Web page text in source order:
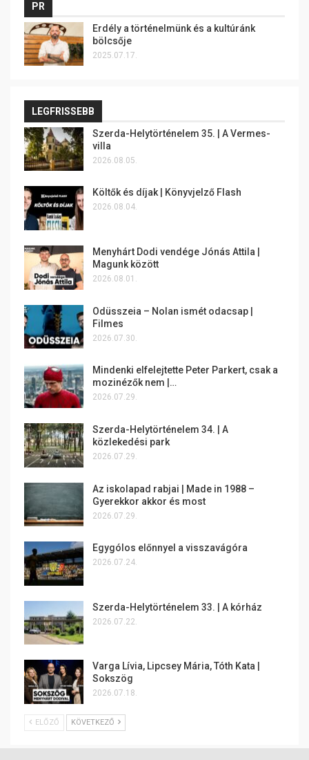
PR
Erdély a történelmünk és a kultúránk
bölcsője
2025.07.17.
LEGFRISSEBB
Szerda-Helytörténelem 35. | A Vermes-
villa
2026.08.05.
Költők és díjak | Könyvjelző Flash
2026.08.04.
Menyhárt Dodi vendége Jónás Attila |
Magunk között
2026.08.01.
Odüsszeia – Nolan ismét odacsap |
Filmes
2026.07.30.
Mindenki elfelejtette Peter Parkert, csak a
mozinézők nem |…
2026.07.29.
Szerda-Helytörténelem 34. | A
közlekedési park
2026.07.29.
Az iskolapad rabjai | Made in 1988 –
Gyerekkor akkor és most
2026.07.29.
Egygólos előnnyel a visszavágóra
2026.07.24.
Szerda-Helytörténelem 33. | A kórház
2026.07.22.
Varga Lívia, Lipcsey Mária, Tóth Kata |
Sokszög
2026.07.18.
ELŐZŐ KÖVETKEZŐ